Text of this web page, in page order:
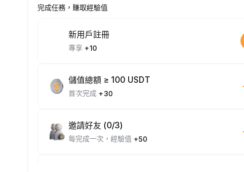
完成任務，賺取經驗值
新用戶註冊
專享 +10
儲值總額 ≥ 100 USDT
首次完成 +30
邀請好友 (0/3)
每完成一次，經驗值 +50